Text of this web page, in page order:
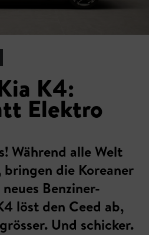
K4:
Elektro
Während alle Welt
die Koreaner
Benziner-
löst den Ceed ab,
Und schicker.